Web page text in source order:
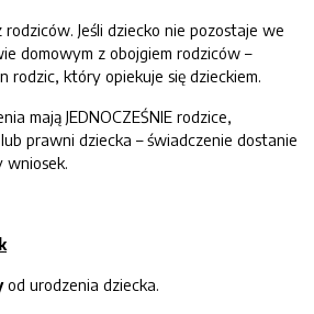
rodziców. Jeśli dziecko nie pozostaje we
domowym z obojgiem rodziców –
rodzic, który opiekuje się dzieckiem.
mają JEDNOCZEŚNIE rodzice,
prawni dziecka – świadczenie dostanie
wniosek.
od urodzenia dziecka.